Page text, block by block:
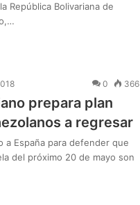
República Bolivariana de
0 366
prepara plan
a regresar
a España para defender que
del próximo 20 de mayo son